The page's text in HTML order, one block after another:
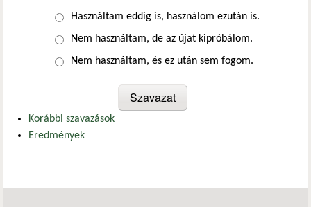
Választások
Használtam eddig is, használom ezután is.
Nem használtam, de az újat kipróbálom.
Nem használtam, és ez után sem fogom.
Korábbi szavazások
Eredmények